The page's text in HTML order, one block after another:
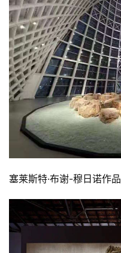
塞莱斯特·布谢-穆日诺作品